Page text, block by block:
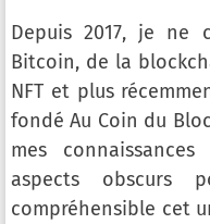
Depuis 2017, je ne
Bitcoin, de la
NFT et plus
fondé Au Coin du
mes
aspects obscurs
compréhensible cet